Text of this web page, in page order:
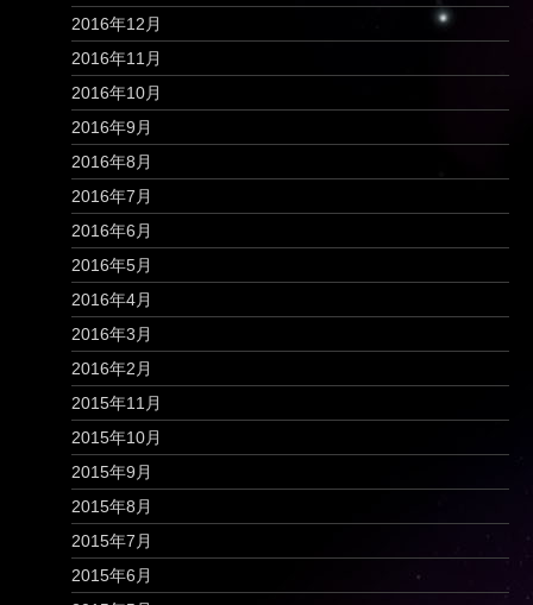
2016年12月
2016年11月
2016年10月
2016年9月
2016年8月
2016年7月
2016年6月
2016年5月
2016年4月
2016年3月
2016年2月
2015年11月
2015年10月
2015年9月
2015年8月
2015年7月
2015年6月